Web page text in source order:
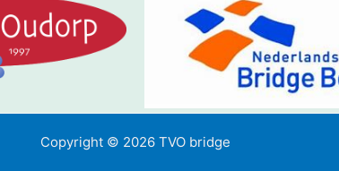
Copyright © 2026 TVO bridge